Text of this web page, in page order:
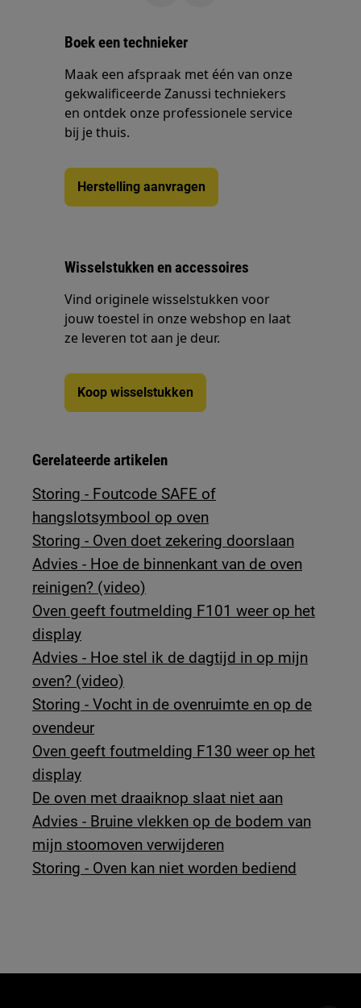
Boek een technieker
Maak een afspraak met één van onze
gekwalificeerde Zanussi techniekers
en ontdek onze professionele service
bij je thuis.
Herstelling aanvragen
Wisselstukken en accessoires
Vind originele wisselstukken voor
jouw toestel in onze webshop en laat
ze leveren tot aan je deur.
Koop wisselstukken
Gerelateerde artikelen
Storing - Foutcode SAFE of
hangslotsymbool op oven
Storing - Oven doet zekering doorslaan
Advies - Hoe de binnenkant van de oven
reinigen? (video)
Oven geeft foutmelding F101 weer op het
display
Advies - Hoe stel ik de dagtijd in op mijn
oven? (video)
Storing - Vocht in de ovenruimte en op de
ovendeur
Oven geeft foutmelding F130 weer op het
display
De oven met draaiknop slaat niet aan
Advies - Bruine vlekken op de bodem van
mijn stoomoven verwijderen
Storing - Oven kan niet worden bediend